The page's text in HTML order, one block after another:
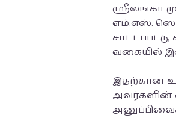
ஸ்ரீலங்கா
எம்.எஸ்.
வகையில்
இதற்கான
அவர்களின்